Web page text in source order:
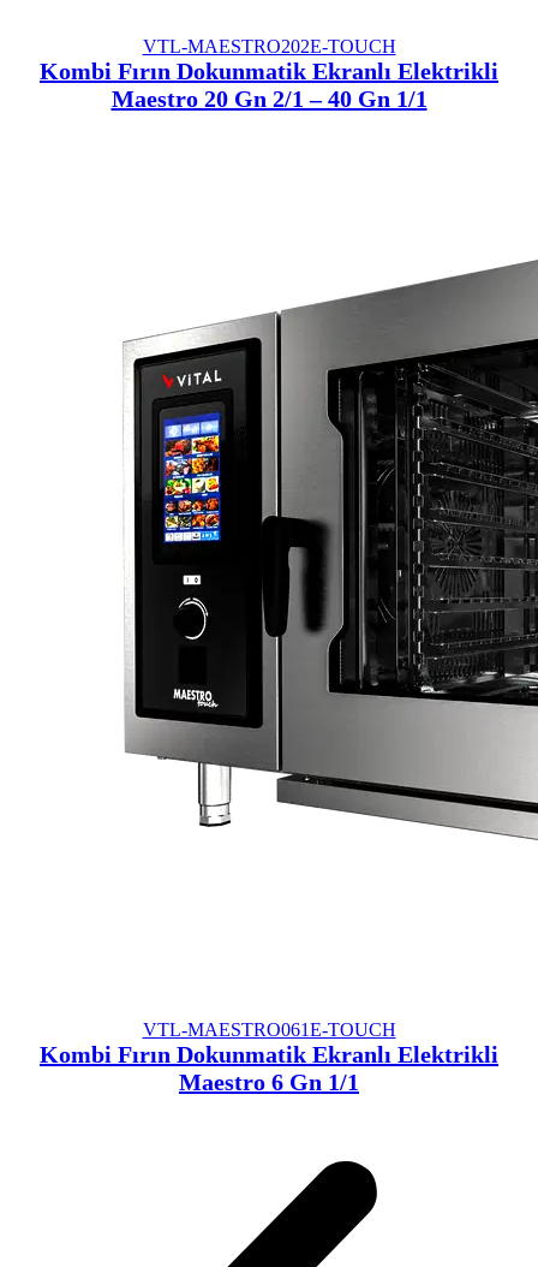
VTL-MAESTRO202E-TOUCH
Kombi Fırın Dokunmatik Ekranlı Elektrikli
Maestro 20 Gn 2/1 – 40 Gn 1/1
VTL-MAESTRO061E-TOUCH
Kombi Fırın Dokunmatik Ekranlı Elektrikli
Maestro 6 Gn 1/1